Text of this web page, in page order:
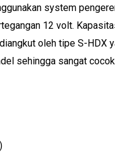
system
12 volt.
oleh tipe S-HDX
sehingga sangat